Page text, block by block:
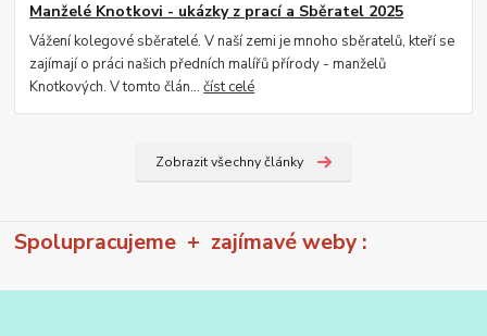
Manželé Knotkovi - ukázky z prací a Sběratel 2025
Vážení kolegové sběratelé. V naší zemi je mnoho sběratelů, kteří se
zajímají o práci našich předních malířů přírody - manželů
Knotkových. V tomto člán...číst celé
Zobrazit všechny články
Spolupracujeme + zajímavé weby :